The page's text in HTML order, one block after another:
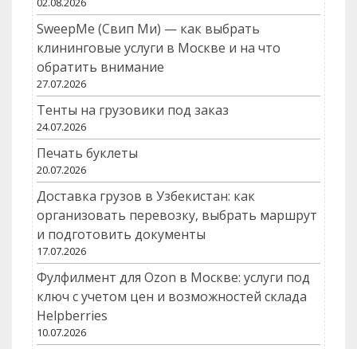
SweepMe (Свип Ми) — как выбрать
клининговые услуги в Москве и на что
обратить внимание
27.07.2026
Тенты на грузовики под заказ
24.07.2026
Печать буклеты
20.07.2026
Доставка грузов в Узбекистан: как
организовать перевозку, выбрать маршрут
и подготовить документы
17.07.2026
Фулфилмент для Ozon в Москве: услуги под
ключ с учетом цен и возможностей склада
Helpberries
10.07.2026